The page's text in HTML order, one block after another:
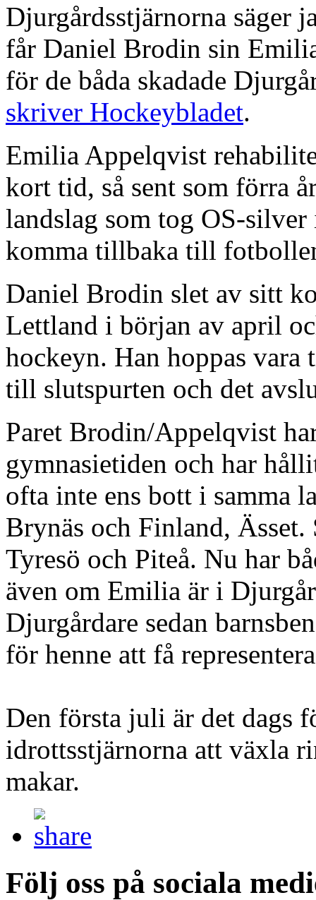
Djurgårdsstjärnorna säger
får Daniel Brodin sin
för de båda skadade
skriver Hockeybladet.
Emilia Appelqvist
kort tid, så sent som förra
landslag som tog OS-
komma tillbaka till
Daniel Brodin slet av sitt
Lettland i början av april
hockeyn. Han hoppas
till slutspurten och det
Paret Brodin/Appelqvist
gymnasietiden och har
ofta inte ens bott i samma
Brynäs och Finland,
Tyresö och Piteå. Nu har
även om Emilia är i
Djurgårdare sedan
för henne att få
Den första juli är det dags
idrottsstjärnorna att växla
makar.
Följ oss på sociala